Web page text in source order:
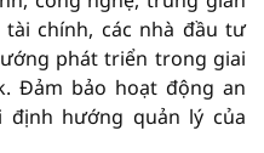
chính, các nhà đầu tư
phát triển trong giai
Đảm bảo hoạt động an
hướng quản lý của